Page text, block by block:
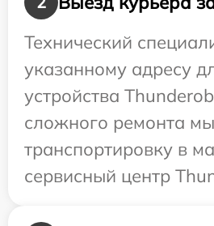
Технический
указанному адресу
устройства
сложного ремонта
транспортировку в
сервисный центр